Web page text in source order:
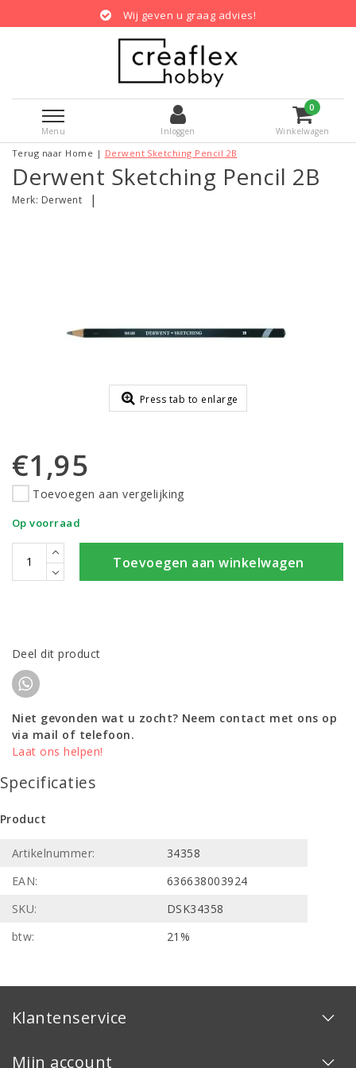
Wij geven u graag advies!
Menu Inloggen
0
Winkelwagen
Terug naar Home | Derwent Sketching Pencil 2B
Derwent Sketching Pencil 2B
Merk: Derwent |
Press tab to enlarge
€1,95
Toevoegen aan vergelijking
Op voorraad
Toevoegen aan winkelwagen
Deel dit product
Niet gevonden wat u zocht? Neem contact met ons op
via mail of telefoon.
Laat ons helpen!
Specificaties
Product
Artikelnummer:
34358
EAN:
636638003924
SKU:
DSK34358
btw:
21%
Klantenservice
Mijn account